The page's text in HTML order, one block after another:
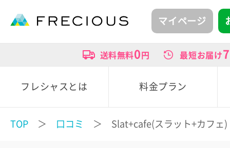
マイページ
送料無料0 円 最短お届け7
フレシャスとは 料金プラン
TOP ＞ 口コミ ＞ Slat+cafe(スラット+カフェ)